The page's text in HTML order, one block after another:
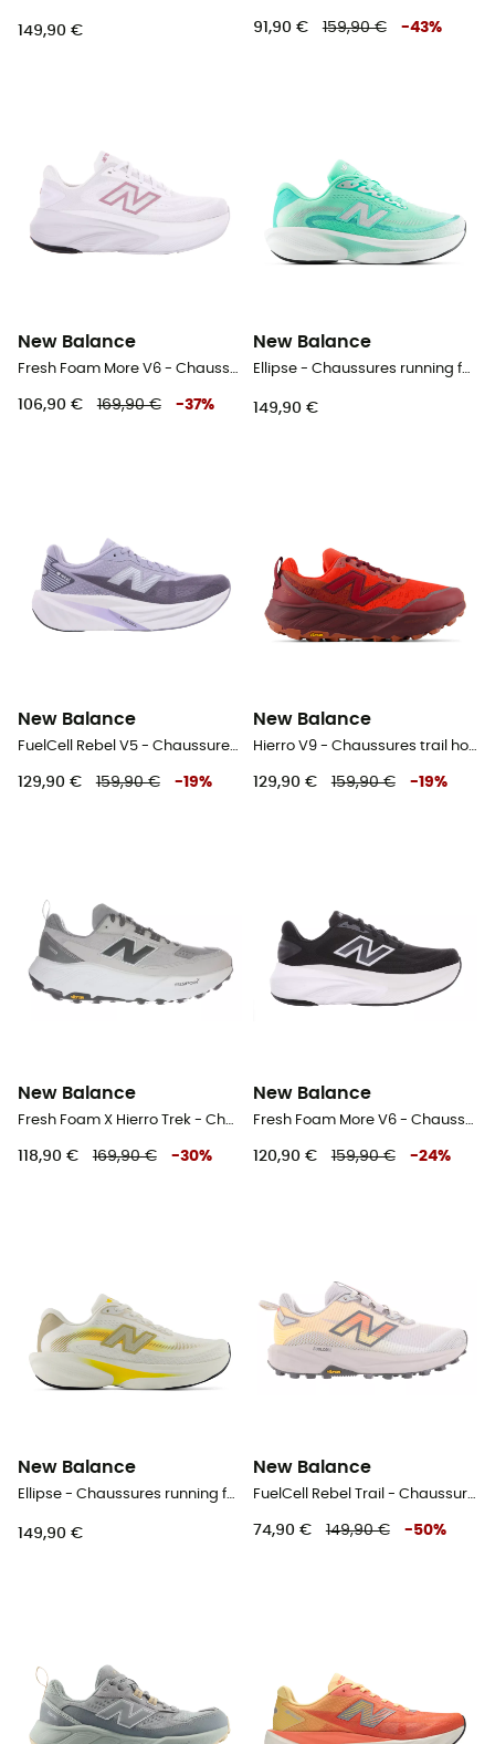
149,90 € 91,90 € 159,90 € -43%
New Balance
Fresh Foam More V6 - Chaussures running femme
106,90 € 169,90 € -37%
New Balance
Ellipse - Chaussures running femme
149,90 €
New Balance
FuelCell Rebel V5 - Chaussures running femme
129,90 € 159,90 € -19%
New Balance
Hierro V9 - Chaussures trail homme
129,90 € 159,90 € -19%
New Balance
Fresh Foam X Hierro Trek - Chaussures randonnée homme
118,90 € 169,90 € -30%
New Balance
Fresh Foam More V6 - Chaussures running femme
120,90 € 159,90 € -24%
New Balance
Ellipse - Chaussures running femme
149,90 €
New Balance
FuelCell Rebel Trail - Chaussures trail femme
74,90 € 149,90 € -50%